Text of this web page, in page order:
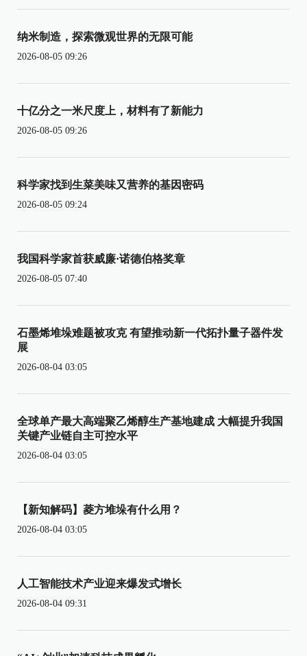
纳米制造，探索微观世界的无限可能
2026-08-05 09:26
十亿分之一米尺度上，材料有了新能力
2026-08-05 09:26
科学家找到生菜美味又营养的基因密码
2026-08-05 09:24
我国科学家首获威廉·诺德伯格奖章
2026-08-05 07:40
石墨烯堆垛难题被攻克 有望推动新一代拓扑量子器件发
展
2026-08-04 03:05
全球单产最大高端聚乙烯醇生产基地建成 大幅提升我国
关键产业链自主可控水平
2026-08-04 03:05
【新知解码】菱方堆垛有什么用？
2026-08-04 03:05
人工智能技术产业迎来爆发式增长
2026-08-04 09:31